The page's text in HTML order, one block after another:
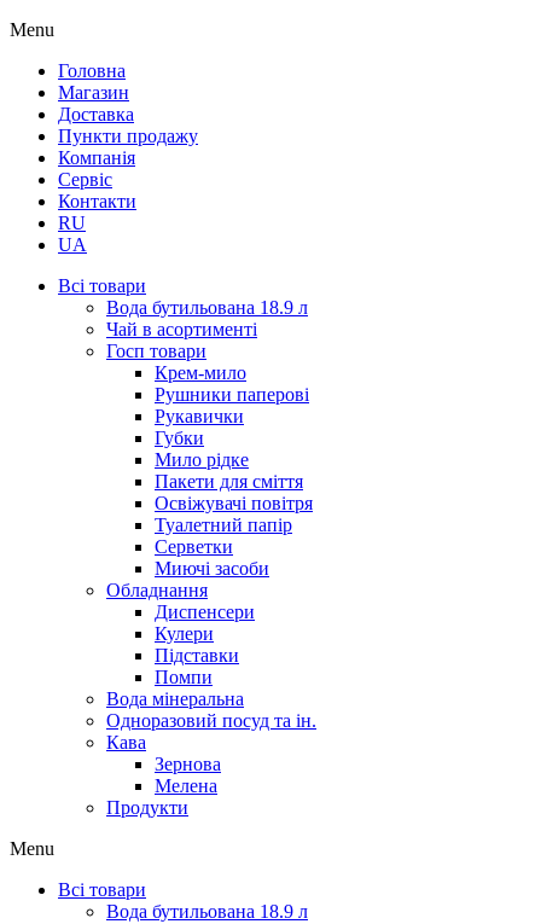
Menu
Головна
Магазин
Доставка
Пункти продажу
Компанія
Сервіс
Контакти
RU
UA
Всі товари
Вода бутильована 18.9 л
Чай в асортименті
Госп товари
Крем-мило
Рушники паперові
Рукавички
Губки
Мило рідке
Пакети для сміття
Освіжувачі повітря
Туалетний папір
Серветки
Миючі засоби
Обладнання
Диспенсери
Кулери
Підставки
Помпи
Вода мінеральна
Одноразовий посуд та ін.
Кава
Зернова
Мелена
Продукти
Menu
Всі товари
Вода бутильована 18.9 л